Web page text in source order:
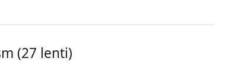
(27 lenti)